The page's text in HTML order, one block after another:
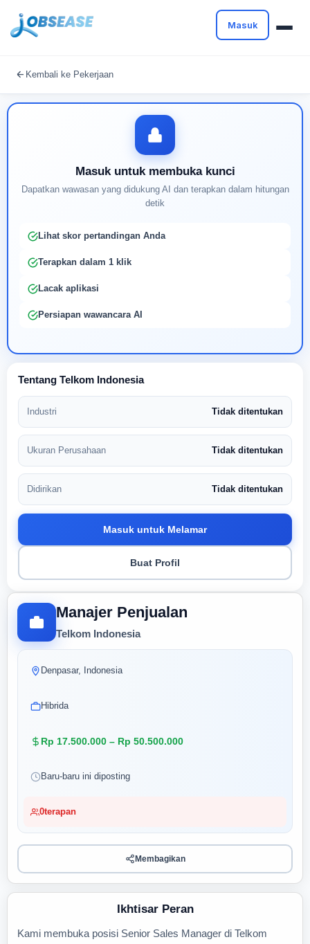
Masuk
Kembali ke Pekerjaan
Manajer Penjualan
Telkom Indonesia
Denpasar, Indonesia
Hibrida
Rp 17.500.000 – Rp 50.500.000
Baru-baru ini diposting
0terapan
Membagikan
Ikhtisar Peran
Kami membuka posisi Senior Sales Manager di Telkom
Masuk untuk membuka kunci
Dapatkan wawasan yang didukung AI dan terapkan dalam hitungan
detik
Lihat skor pertandingan Anda
Terapkan dalam 1 klik
Lacak aplikasi
Persiapan wawancara AI
Tentang Telkom Indonesia
Industri Tidak ditentukan
Ukuran Perusahaan Tidak ditentukan
Didirikan Tidak ditentukan
Masuk untuk Melamar
Buat Profil
Buat profil Anda untuk membuka kunci pencocokan